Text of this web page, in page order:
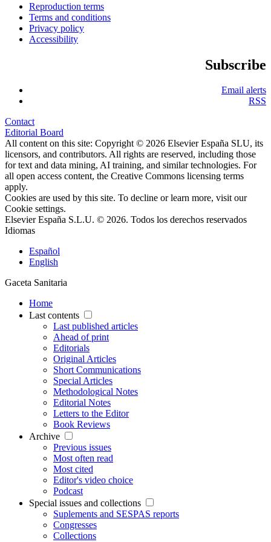
Reproduction terms
Terms and conditions
Privacy policy
Accessibility
Subscribe
Email alerts
RSS
Contact
Editorial Board
All content on this site: Copyright © 2026 Elsevier España SLU, its
licensors, and contributors. All rights are reserved, including those
for text and data mining, AI training, and similar technologies. For
all open access content, the Creative Commons licensing terms
apply.
Cookies are used by this site. To decline or learn more, visit our
Cookie settings.
Elsevier España S.L.U. © 2026. Todos los derechos reservados
Idiomas
Español
English
Gaceta Sanitaria
Home
Last contents
Last published articles
Ahead of print
Editorials
Original Articles
Short Communications
Special Articles
Methodological Notes
Editorial Notes
Letters to the Editor
Book Reviews
Archive
Previous issues
Most often read
Most cited
Editor's video choice
Podcast
Special issues and collections
Suplements and SESPAS reports
Congresses
Collections